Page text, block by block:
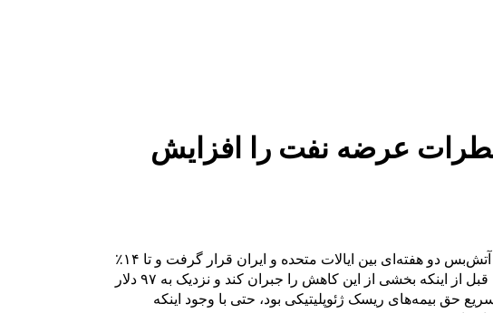
عرضه نفت را افزایش
آینده نفت خام برنت به شدت تحت تأثیر خبر آتش‌بس دو هفته‌ای بین ایالات متحده و ایران قرار گرفت و تا ۱۴٪
کاهش یافت و به ۹۵ دلار در هر بشکه رسید، قبل از اینکه بخشی از این کاهش را جبران کند و نزدیک به ۹۷ دلار
حق بیمه‌های ریسک ژئوپلیتیکی بود، حتی با وجود اینکه